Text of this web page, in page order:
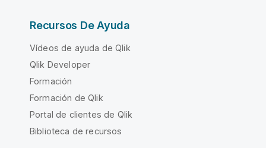
Recursos De Ayuda
Vídeos de ayuda de Qlik
Qlik Developer
Formación
Formación de Qlik
Portal de clientes de Qlik
Biblioteca de recursos